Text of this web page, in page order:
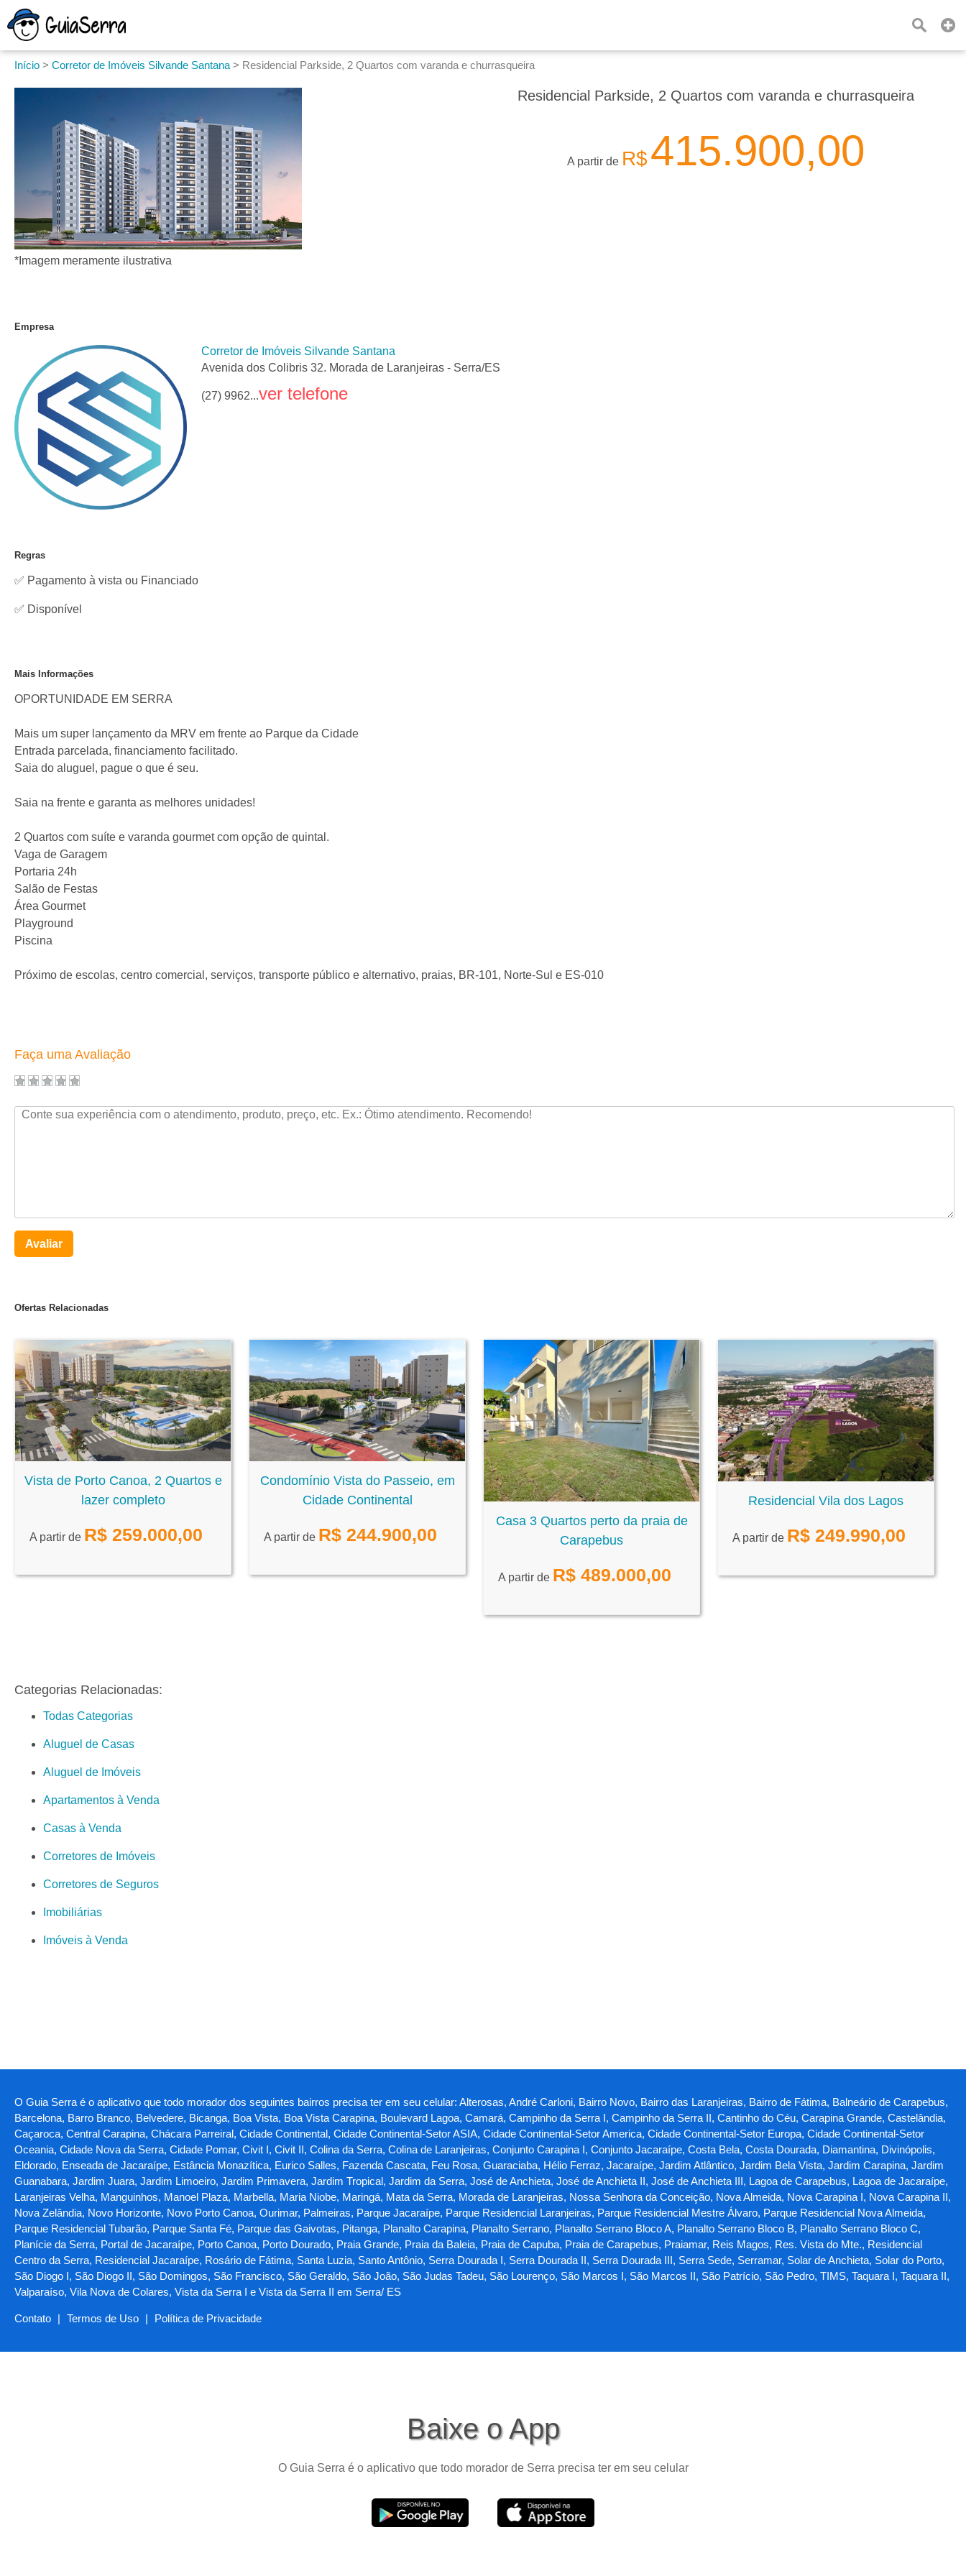
Início > Corretor de Imóveis Silvande Santana > Residencial Parkside, 2 Quartos com varanda e churrasqueira
*Imagem meramente ilustrativa
Residencial Parkside, 2 Quartos com varanda e churrasqueira
A partir de R$415.900,00
Empresa
Corretor de Imóveis Silvande Santana
Avenida dos Colibris 32. Morada de Laranjeiras - Serra/ES
(27) 9962...ver telefone
Regras
✅ Pagamento à vista ou Financiado
✅ Disponível
Mais Informações
OPORTUNIDADE EM SERRA
Mais um super lançamento da MRV em frente ao Parque da Cidade
Entrada parcelada, financiamento facilitado.
Saia do aluguel, pague o que é seu.
Saia na frente e garanta as melhores unidades!
2 Quartos com suíte e varanda gourmet com opção de quintal.
Vaga de Garagem
Portaria 24h
Salão de Festas
Área Gourmet
Playground
Piscina
Próximo de escolas, centro comercial, serviços, transporte público e alternativo, praias, BR-101, Norte-Sul e ES-010
Faça uma Avaliação
Avaliar
Ofertas Relacionadas
Vista de Porto Canoa, 2 Quartos e
lazer completo
A partir de R$ 259.000,00
Condomínio Vista do Passeio, em
Cidade Continental
A partir de R$ 244.900,00
Casa 3 Quartos perto da praia de
Carapebus
A partir de R$ 489.000,00
Residencial Vila dos Lagos
A partir de R$ 249.990,00
Categorias Relacionadas:
Todas Categorias
Aluguel de Casas
Aluguel de Imóveis
Apartamentos à Venda
Casas à Venda
Corretores de Imóveis
Corretores de Seguros
Imobiliárias
Imóveis à Venda
O Guia Serra é o aplicativo que todo morador dos seguintes bairros precisa ter em seu celular: Alterosas, André Carloni, Bairro Novo, Bairro das Laranjeiras, Bairro de Fátima, Balneário de Carapebus,
Barcelona, Barro Branco, Belvedere, Bicanga, Boa Vista, Boa Vista Carapina, Boulevard Lagoa, Camará, Campinho da Serra I, Campinho da Serra II, Cantinho do Céu, Carapina Grande, Castelândia,
Caçaroca, Central Carapina, Chácara Parreiral, Cidade Continental, Cidade Continental-Setor ASIA, Cidade Continental-Setor America, Cidade Continental-Setor Europa, Cidade Continental-Setor
Oceania, Cidade Nova da Serra, Cidade Pomar, Civit I, Civit II, Colina da Serra, Colina de Laranjeiras, Conjunto Carapina I, Conjunto Jacaraípe, Costa Bela, Costa Dourada, Diamantina, Divinópolis,
Eldorado, Enseada de Jacaraípe, Estância Monazítica, Eurico Salles, Fazenda Cascata, Feu Rosa, Guaraciaba, Hélio Ferraz, Jacaraípe, Jardim Atlântico, Jardim Bela Vista, Jardim Carapina, Jardim
Guanabara, Jardim Juara, Jardim Limoeiro, Jardim Primavera, Jardim Tropical, Jardim da Serra, José de Anchieta, José de Anchieta II, José de Anchieta III, Lagoa de Carapebus, Lagoa de Jacaraípe,
Laranjeiras Velha, Manguinhos, Manoel Plaza, Marbella, Maria Niobe, Maringá, Mata da Serra, Morada de Laranjeiras, Nossa Senhora da Conceição, Nova Almeida, Nova Carapina I, Nova Carapina II,
Nova Zelândia, Novo Horizonte, Novo Porto Canoa, Ourimar, Palmeiras, Parque Jacaraípe, Parque Residencial Laranjeiras, Parque Residencial Mestre Álvaro, Parque Residencial Nova Almeida,
Parque Residencial Tubarão, Parque Santa Fé, Parque das Gaivotas, Pitanga, Planalto Carapina, Planalto Serrano, Planalto Serrano Bloco A, Planalto Serrano Bloco B, Planalto Serrano Bloco C,
Planície da Serra, Portal de Jacaraípe, Porto Canoa, Porto Dourado, Praia Grande, Praia da Baleia, Praia de Capuba, Praia de Carapebus, Praiamar, Reis Magos, Res. Vista do Mte., Residencial
Centro da Serra, Residencial Jacaraípe, Rosário de Fátima, Santa Luzia, Santo Antônio, Serra Dourada I, Serra Dourada II, Serra Dourada III, Serra Sede, Serramar, Solar de Anchieta, Solar do Porto,
São Diogo I, São Diogo II, São Domingos, São Francisco, São Geraldo, São João, São Judas Tadeu, São Lourenço, São Marcos I, São Marcos II, São Patrício, São Pedro, TIMS, Taquara I, Taquara II,
Valparaíso, Vila Nova de Colares, Vista da Serra I e Vista da Serra II em Serra/ ES
Contato | Termos de Uso | Política de Privacidade
Baixe o App
O Guia Serra é o aplicativo que todo morador de Serra precisa ter em seu celular